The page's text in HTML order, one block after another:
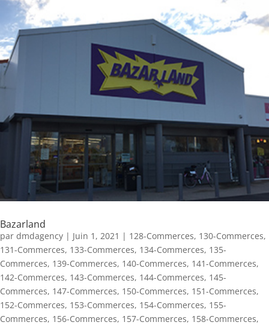
Bazarland
par dmdagency | Juin 1, 2021 | 128-Commerces, 130-Commerces,
131-Commerces, 133-Commerces, 134-Commerces, 135-
Commerces, 139-Commerces, 140-Commerces, 141-Commerces,
142-Commerces, 143-Commerces, 144-Commerces, 145-
Commerces, 147-Commerces, 150-Commerces, 151-Commerces,
152-Commerces, 153-Commerces, 154-Commerces, 155-
Commerces, 156-Commerces, 157-Commerces, 158-Commerces,